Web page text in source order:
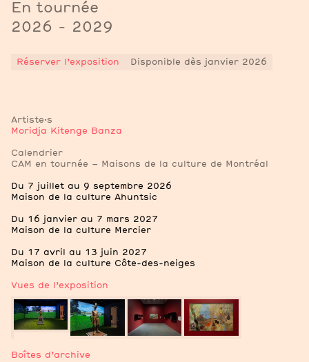
En tournée
2026 - 2029
Réserver l’exposition Disponible dès janvier 2026
Artiste·s
Moridja Kitenge Banza
Notes
Calendrier
CAM en tournée – Maisons de la culture de Montréal
Du 7 juillet au 9 septembre 2026
Maison de la culture Ahuntsic
Du 16 janvier au 7 mars 2027
Maison de la culture Mercier
Du 17 avril au 13 juin 2027
Maison de la culture Côte-des-neiges
Vues de l’exposition
Boîtes d’archive